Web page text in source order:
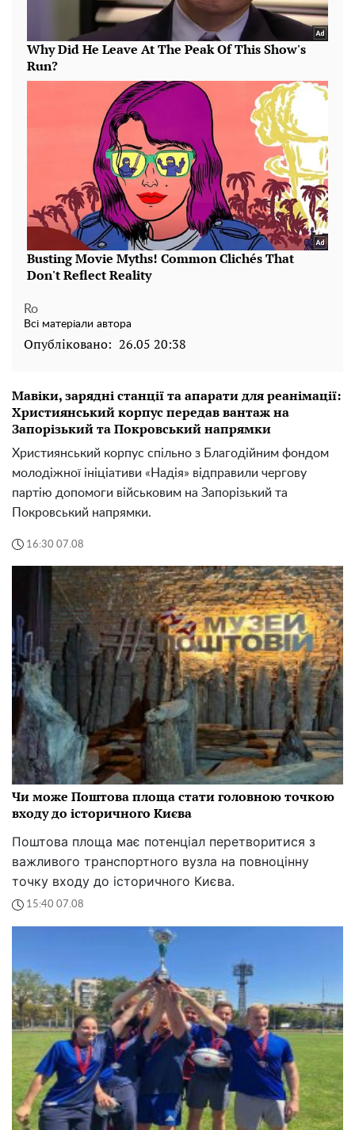
Ro
Всі матеріали автора
Опубліковано: 26.05 20:38
Мавіки, зарядні станції та апарати для реанімації:
Християнський корпус передав вантаж на
Запорізький та Покровський напрямки
Християнський корпус спільно з Благодійним фондом
молодіжної ініціативи «Надія» відправили чергову
партію допомоги військовим на Запорізький та
Покровський напрямки.
16:30 07.08
Чи може Поштова площа стати головною точкою
входу до історичного Києва
Поштова площа має потенціал перетворитися з
важливого транспортного вузла на повноцінну
точку входу до історичного Києва.
15:40 07.08